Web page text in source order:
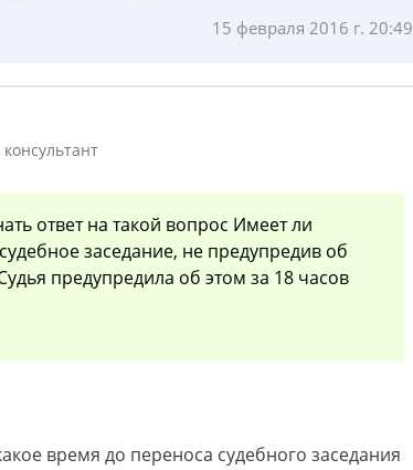
15 февраля 2016 г. 20:49
ответ на такой вопрос Имеет ли
заседание, не предупредив об
предупредила об этом за 18 часов
время до переноса судебного заседания